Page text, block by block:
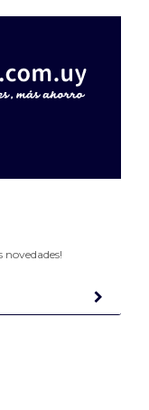
novedades!